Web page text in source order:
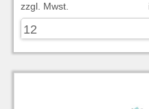
zzgl. Mwst.
zu